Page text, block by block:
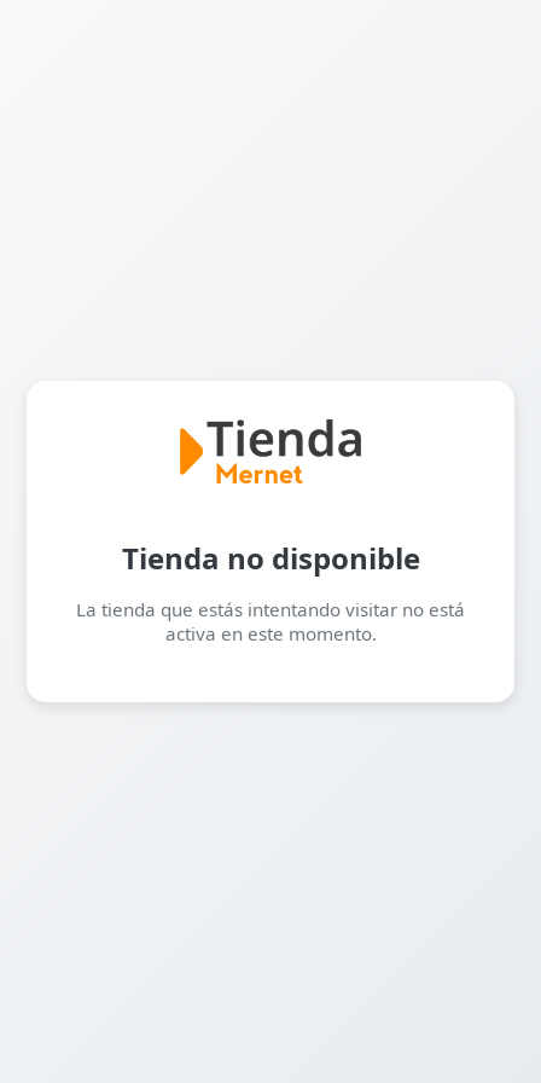
Tienda no disponible
La tienda que estás intentando visitar no está
activa en este momento.